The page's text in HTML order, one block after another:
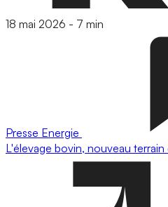
18 mai 2026 - 7 min
Presse Energie
L'élevage bovin, nouveau terrain